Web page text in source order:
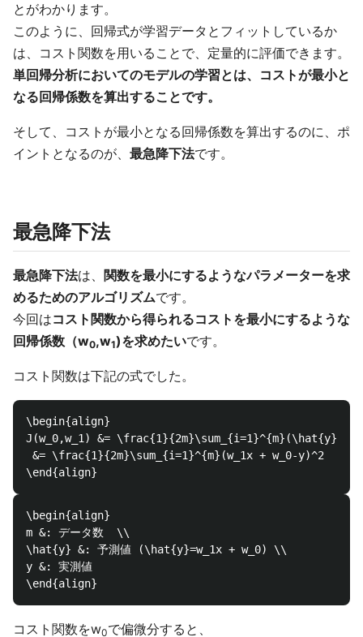
とがわかります。
このように、回帰式が学習データとフィットしているか
は、コスト関数を用いることで、定量的に評価できます。
単回帰分析においてのモデルの学習とは、コストが最小と
なる回帰係数を算出することです。
そして、コストが最小となる回帰係数を算出するのに、ポ
イントとなるのが、 最急降下法です。
最急降下法
最急降下法は、 関数を最小にするようなパラメーターを求
めるためのアルゴリズムです。
今回はコスト関数から得られるコストを最小にするような
回帰係数（w0,w1)を求めたいです。
コスト関数は下記の式でした。
\begin{align}
J(w_0,w_1) &= \frac{1}{2m}\sum_{i=1}^{m}(\hat{y}-
&= \frac{1}{2m}\sum_{i=1}^{m}(w_1x + w_0-y)^2
\begin{align}
m &: データ数  \\
\hat{y} &: 予測値 (\hat{y}=w_1x + w_0) \\
y &: 実測値
コスト関数をw0で偏微分すると、